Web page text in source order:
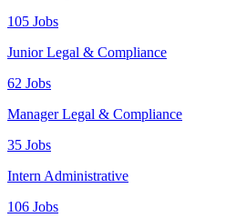
105 Jobs
Junior Legal & Compliance
62 Jobs
Manager Legal & Compliance
35 Jobs
Intern Administrative
106 Jobs